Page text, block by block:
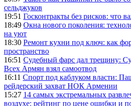
сельджуков
19:51 Госконтракты без рисков: что
18:49 Окна нового поколения:
на уют
18:30 Ремонт кухни под ключ: как
пространство
16:51 Судебный фарс дал трещину:
Всех Армян взял самоотвод
16:11 Спорт под каблуком власти:
рейдерский захват НОК Армении
15:27 14 самых экстремальных
воздухе: рейтинг по цене ошибки и